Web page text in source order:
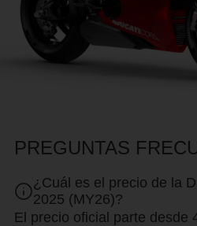
PREGUNTAS
¿Cuál es el precio de la
2025 (MY26)?
El precio oficial parte desde